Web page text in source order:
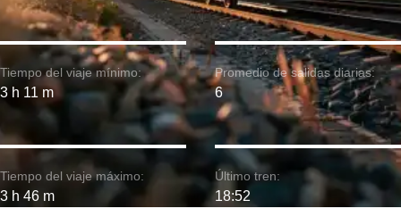
Tiempo del viaje mínimo:
3 h 11 m
Tiempo del viaje máximo:
3 h 46 m
Promedio de salidas diarias:
6
Último tren:
18:52